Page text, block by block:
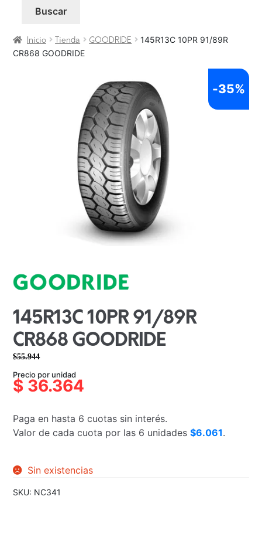
Buscar
Inicio Tienda GOODRIDE
145R13C 10PR 91/89R
CR868 GOODRIDE
145R13C 10PR 91/89R
CR868 GOODRIDE
$55.944
precio
original
$55.944.
precio
actual
$36.364.
Precio por unidad
$ 36.364
Paga en hasta 6 cuotas sin interés.
Valor de cada cuota por las 6 unidades$6.061.
-35%
Sin existencias
SKU: NC341